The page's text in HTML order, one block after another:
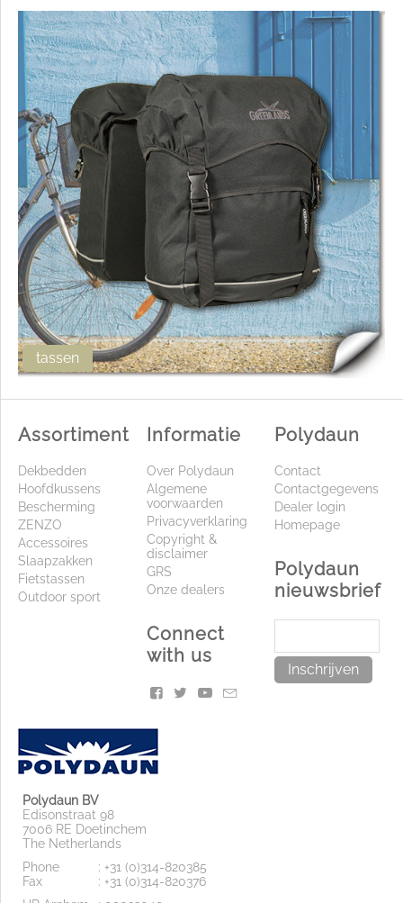
tassen
Assortiment
Dekbedden
Hoofdkussens
Bescherming
ZENZO
Accessoires
Slaapzakken
Fietstassen
Outdoor sport
Informatie
Over Polydaun
Algemene
voorwaarden
Privacyverklaring
Copyright &
disclaimer
GRS
Onze dealers
Connect
with us
Polydaun
Contact
Contactgegevens
Dealer login
Homepage
Polydaun
nieuwsbrief
Inschrijven
Polydaun BV
Edisonstraat 98
7006 RE Doetinchem
The Netherlands
Phone
Fax
: +31 (0)314-820385
: +31 (0)314-820376